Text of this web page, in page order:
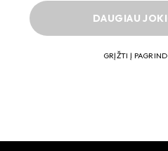
DAUGIAU
GRĮŽTI Į